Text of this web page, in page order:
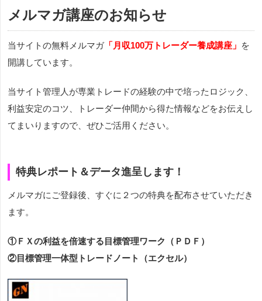
メルマガ講座のお知らせ
当サイトの無料メルマガ 「月収100万トレーダー養成講座」 を
開講しています。
当サイト管理人が専業トレードの経験の中で培ったロジック、
利益安定のコツ、トレーダー仲間から得た情報などをお伝えし
てまいりますので、ぜひご活用ください。
特典レポート＆データ進呈します！
メルマガにご登録後、すぐに２つの特典を配布させていただき
ます。
①ＦＸの利益を倍速する目標管理ワーク（ＰＤＦ）
②目標管理一体型トレードノート（エクセル）